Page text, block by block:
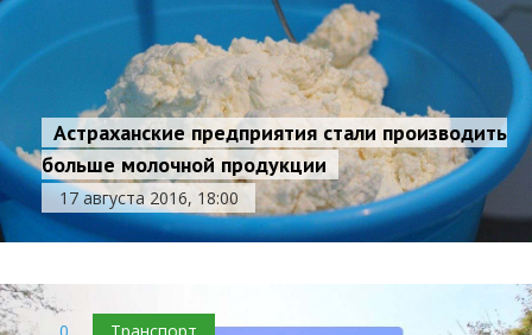
Астраханские предприятия стали производить
больше молочной продукции
17 августа 2016, 18:00